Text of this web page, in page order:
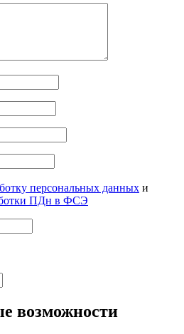
персональных данных и
ПДн в ФСЭ
возможности